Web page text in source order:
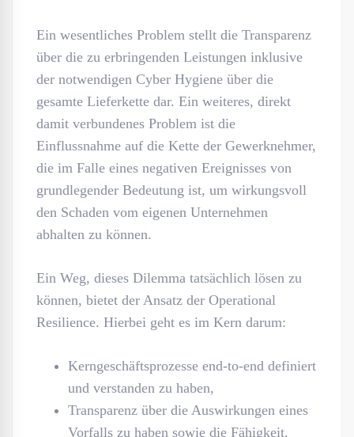
Ein wesentliches Problem stellt die Transparenz
über die zu erbringenden Leistungen inklusive
der notwendigen Cyber Hygiene über die
gesamte Lieferkette dar. Ein weiteres, direkt
damit verbundenes Problem ist die
Einflussnahme auf die Kette der Gewerknehmer,
die im Falle eines negativen Ereignisses von
grundlegender Bedeutung ist, um wirkungsvoll
den Schaden vom eigenen Unternehmen
abhalten zu können.
Ein Weg, dieses Dilemma tatsächlich lösen zu
können, bietet der Ansatz der Operational
Resilience. Hierbei geht es im Kern darum:
Kerngeschäftsprozesse end-to-end definiert
und verstanden zu haben,
Transparenz über die Auswirkungen eines
Vorfalls zu haben sowie die Fähigkeit,